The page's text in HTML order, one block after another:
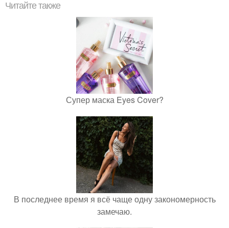
Читайте также
Супер маска Eyes Cover?
В последнее время я всё чаще одну закономерность
замечаю.